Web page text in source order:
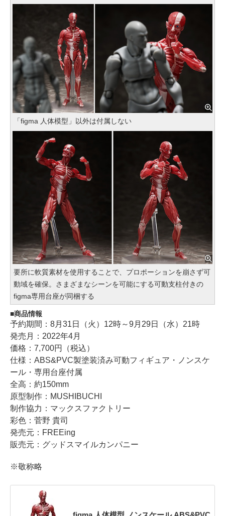
「figma 人体模型」以外は付属しない
要所に軟質素材を使用することで、プロポーションを崩さず可
動域を確保。さまざまなシーンを可能にする可動支柱付きの
figma専用台座が同梱する
商品情報
予約期間：8月31日（火）12時～9月29日（水）21時
発売月：2022年4月
価格：7,700円（税込）
仕様：ABS&PVC製塗装済み可動フィギュア・ノンスケ
ール・専用台座付属
全高：約150mm
原型制作：MUSHIBUCHI
制作協力：マックスファクトリー
彩色：菅野 貴司
発売元：FREEing
販売元：グッドスマイルカンパニー
※敬称略